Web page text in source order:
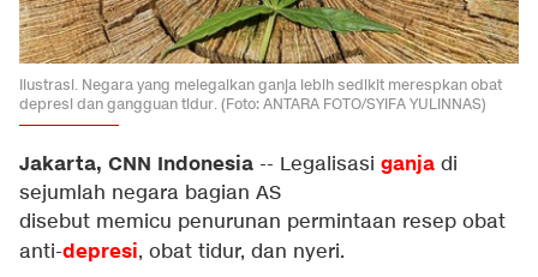
Ilustrasi. Negara yang melegalkan ganja lebih sedikit merespkan obat
depresi dan gangguan tidur. (Foto: ANTARA FOTO/SYIFA YULINNAS)
Jakarta, CNN Indonesia -- Legalisasi ganja di
sejumlah negara bagian AS
disebut memicu penurunan permintaan resep obat
anti-depresi, obat tidur, dan nyeri.